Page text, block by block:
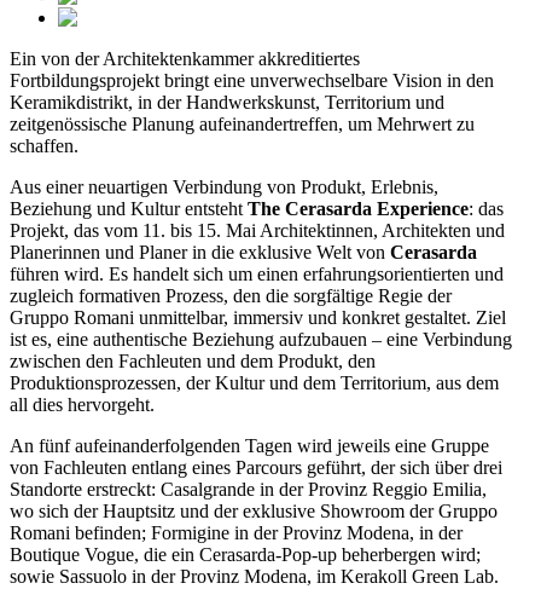
Ein von der Architektenkammer akkreditiertes
Fortbildungsprojekt bringt eine unverwechselbare Vision in den
Keramikdistrikt, in der Handwerkskunst, Territorium und
zeitgenössische Planung aufeinandertreffen, um Mehrwert zu
schaffen.
Aus einer neuartigen Verbindung von Produkt, Erlebnis,
Beziehung und Kultur entsteht The Cerasarda Experience: das
Projekt, das vom 11. bis 15. Mai Architektinnen, Architekten und
Planerinnen und Planer in die exklusive Welt von Cerasarda
führen wird. Es handelt sich um einen erfahrungsorientierten und
zugleich formativen Prozess, den die sorgfältige Regie der
Gruppo Romani unmittelbar, immersiv und konkret gestaltet. Ziel
ist es, eine authentische Beziehung aufzubauen – eine Verbindung
zwischen den Fachleuten und dem Produkt, den
Produktionsprozessen, der Kultur und dem Territorium, aus dem
all dies hervorgeht.
An fünf aufeinanderfolgenden Tagen wird jeweils eine Gruppe
von Fachleuten entlang eines Parcours geführt, der sich über drei
Standorte erstreckt: Casalgrande in der Provinz Reggio Emilia,
wo sich der Hauptsitz und der exklusive Showroom der Gruppo
Romani befinden; Formigine in der Provinz Modena, in der
Boutique Vogue, die ein Cerasarda-Pop-up beherbergen wird;
sowie Sassuolo in der Provinz Modena, im Kerakoll Green Lab.